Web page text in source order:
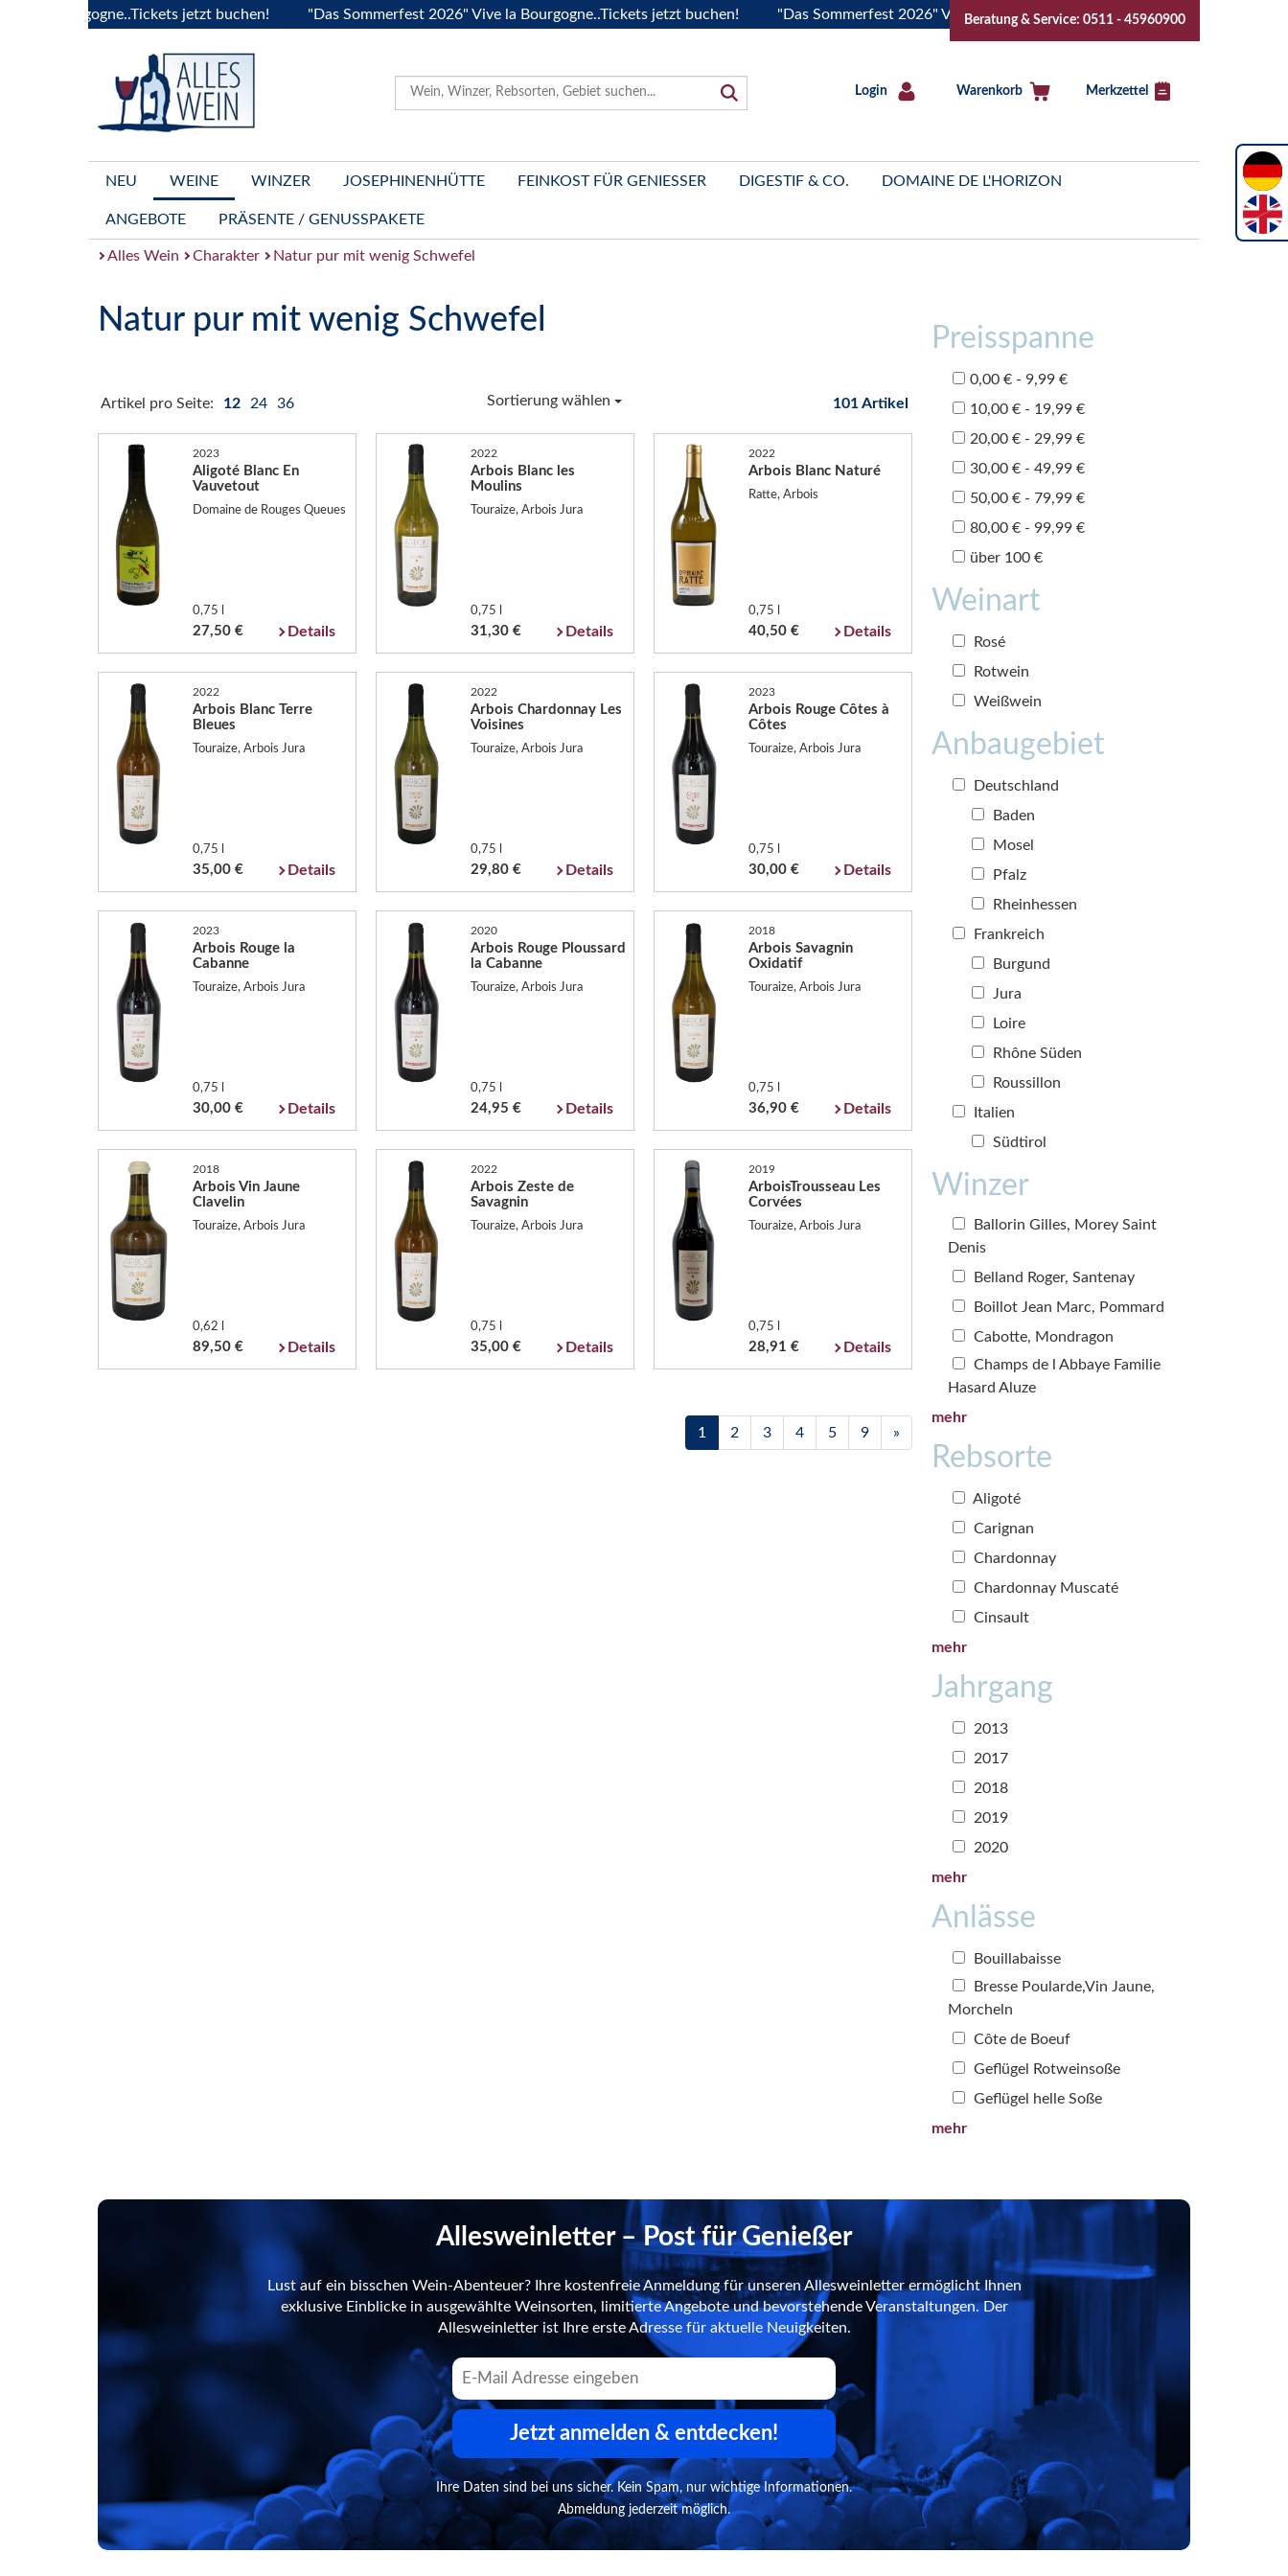
Bourgogne..Tickets jetzt buchen! "Das Sommerfest 2026" Vive la Bourgogne..Tickets jetzt buchen! "Das Sommerfest 2026" Vive la Bourgogne..Tickets jetzt buchen!
Beratung & Service: 0511 - 45960900
Login Warenkorb Merkzettel
NEU WEINE WINZER JOSEPHINENHÜTTE FEINKOST FÜR GENIESSER DIGESTIF & CO. DOMAINE DE L'HORIZON
ANGEBOTE PRÄSENTE / GENUSSPAKETE
Alles Wein Charakter Natur pur mit wenig Schwefel
Natur pur mit wenig Schwefel
Artikel pro Seite: 12 24 36 Sortierung wählen 101 Artikel
2023
Aligoté Blanc En
Vauvetout
Domaine de Rouges Queues
0,75 l
27,50 € Details
2022
Arbois Blanc les
Moulins
Touraize, Arbois Jura
0,75 l
31,30 € Details
2022
Arbois Blanc Naturé
Ratte, Arbois
0,75 l
40,50 € Details
2022
Arbois Blanc Terre
Bleues
Touraize, Arbois Jura
0,75 l
35,00 € Details
2022
Arbois Chardonnay Les
Voisines
Touraize, Arbois Jura
0,75 l
29,80 € Details
2023
Arbois Rouge Côtes à
Côtes
Touraize, Arbois Jura
0,75 l
30,00 € Details
2023
Arbois Rouge la
Cabanne
Touraize, Arbois Jura
0,75 l
30,00 € Details
2020
Arbois Rouge Ploussard
la Cabanne
Touraize, Arbois Jura
0,75 l
24,95 € Details
2018
Arbois Savagnin
Oxidatif
Touraize, Arbois Jura
0,75 l
36,90 € Details
2018
Arbois Vin Jaune
Clavelin
Touraize, Arbois Jura
0,62 l
89,50 € Details
2022
Arbois Zeste de
Savagnin
Touraize, Arbois Jura
0,75 l
35,00 € Details
2019
ArboisTrousseau Les
Corvées
Touraize, Arbois Jura
0,75 l
28,91 € Details
1 2 3 4 5 9 »
Preisspanne
0,00 € - 9,99 €
10,00 € - 19,99 €
20,00 € - 29,99 €
30,00 € - 49,99 €
50,00 € - 79,99 €
80,00 € - 99,99 €
über 100 €
Weinart
Rosé
Rotwein
Weißwein
Anbaugebiet
Deutschland
Baden
Mosel
Pfalz
Rheinhessen
Frankreich
Burgund
Jura
Loire
Rhône Süden
Roussillon
Italien
Südtirol
Winzer
Ballorin Gilles, Morey Saint
Denis
Belland Roger, Santenay
Boillot Jean Marc, Pommard
Cabotte, Mondragon
Champs de l Abbaye Familie
Hasard Aluze
mehr
Rebsorte
Aligoté
Carignan
Chardonnay
Chardonnay Muscaté
Cinsault
mehr
Jahrgang
2013
2017
2018
2019
2020
mehr
Anlässe
Bouillabaisse
Bresse Poularde,Vin Jaune,
Morcheln
Côte de Boeuf
Geflügel Rotweinsoße
Geflügel helle Soße
mehr
Allesweinletter – Post für Genießer
Lust auf ein bisschen Wein-Abenteuer? Ihre kostenfreie Anmeldung für unseren Allesweinletter ermöglicht Ihnen
exklusive Einblicke in ausgewählte Weinsorten, limitierte Angebote und bevorstehende Veranstaltungen. Der
Allesweinletter ist Ihre erste Adresse für aktuelle Neuigkeiten.
Jetzt anmelden & entdecken!
Ihre Daten sind bei uns sicher. Kein Spam, nur wichtige Informationen.
Abmeldung jederzeit möglich.